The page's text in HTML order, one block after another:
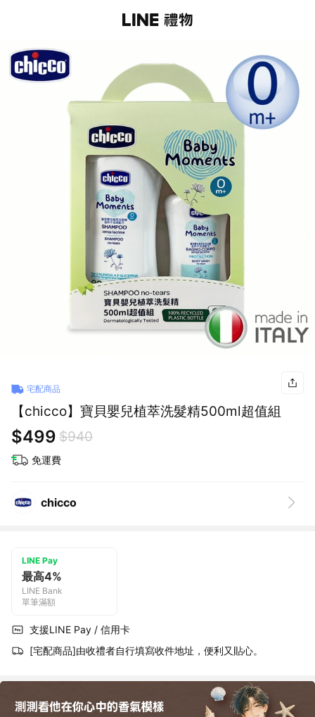
宅配商品
【chicco】寶貝嬰兒植萃洗髮精500ml超值組
$499 $940
免運費
chicco
LINE Pay
最高4%
LINE Bank
單筆滿額
支援LINE Pay / 信用卡
[宅配商品]由收禮者自行填寫收件地址，便利又貼心。